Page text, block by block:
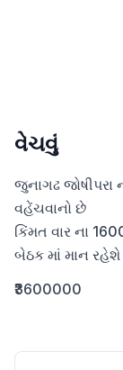
વેચવું
જુનાગઢ જોષીપરા
વહેંચવાનો છે
કિંમત વાર ના
બેઠક માં માન રહેશે
₹3600000